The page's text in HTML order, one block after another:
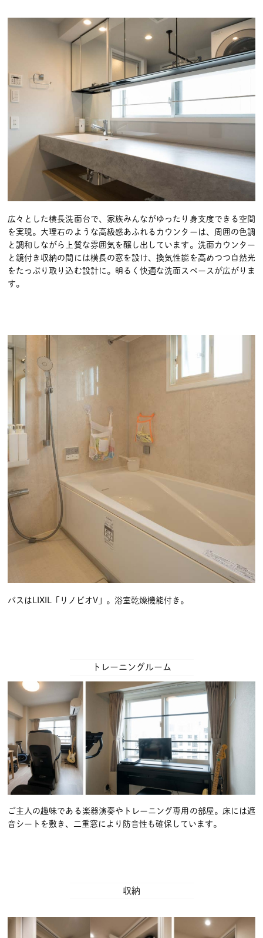
広々とした横長洗面台で、家族みんながゆったり身支度できる空間
を実現。大理石のような高級感あふれるカウンターは、周囲の色調
と調和しながら上質な雰囲気を醸し出しています。洗面カウンター
と鏡付き収納の間には横長の窓を設け、換気性能を高めつつ自然光
をたっぷり取り込む設計に。明るく快適な洗面スペースが広がりま
す。
バスはLIXIL「リノビオV」。浴室乾燥機能付き。
トレーニングルーム
ご主人の趣味である楽器演奏やトレーニング専用の部屋。床には遮
音シートを敷き、二重窓により防音性も確保しています。
収納